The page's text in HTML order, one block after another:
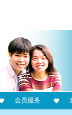
会员服务